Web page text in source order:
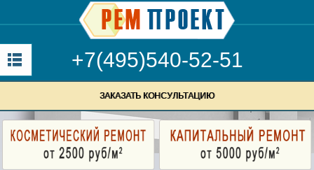
+7(495)540-52-51
ЗАКАЗАТЬ КОНСУЛЬТАЦИЮ